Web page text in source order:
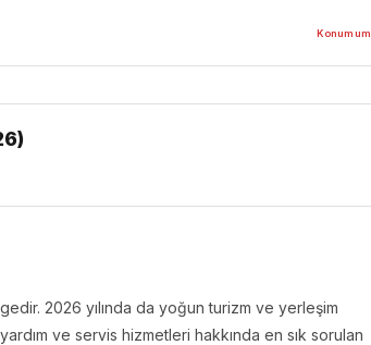
Konumum
2026 yılında da yoğun turizm ve yerleşim
ve servis hizmetleri hakkında en sık sorulan